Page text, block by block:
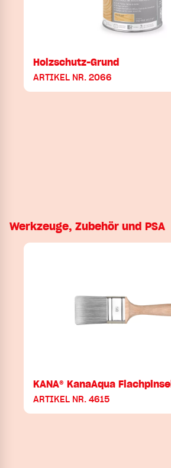
Holzschutz-Grund
ARTIKEL NR. 2066
Werkzeuge, Zubehör und PSA
KANA® KanaAqua Flachpinsel
ARTIKEL NR. 4615